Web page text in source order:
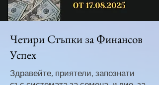
Четири Стъпки за Финансов
Успех
Здравейте, приятели, запознати